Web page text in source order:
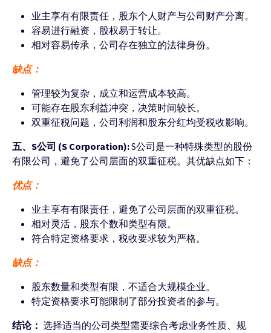
业主享有有限责任，股东个人财产与公司财产分离。
容易进行融资，股权易于转让。
相对容易传承，公司存在独立的法律身份。
缺点：
管理较为复杂，成立和运营成本较高。
可能存在股东利益冲突，决策时间较长。
双重征税问题，公司利润和股东分红均受税收影响。
五、S公司 (S Corporation):S公司是一种特殊类型的股份
有限公司，避免了公司层面的双重征税。其优缺点如下：
优点：
业主享有有限责任，避免了公司层面的双重征税。
相对灵活，股东个数和类型有限。
符合特定资格要求，税收要求较为严格。
缺点：
股东数量和类型有限，不适合大规模企业。
特定资格要求可能限制了部分投资者的参与。
结论： 选择适当的公司类型需要综合考虑业务性质、规